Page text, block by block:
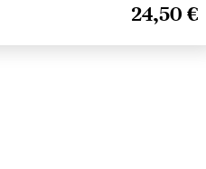
24,50 €